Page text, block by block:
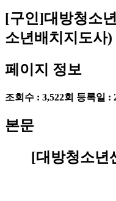
[구인]대방청소
소년배치지도사)
페이지 정보
조회수 : 3,522회 등록일 :
본문
[대방청소년